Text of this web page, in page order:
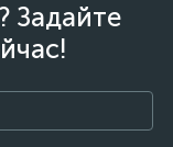
Задайте